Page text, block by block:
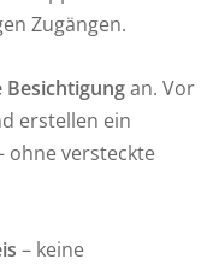
Zugängen.
Besichtigungan. Vor
erstellen ein
ohne versteckte
– keine